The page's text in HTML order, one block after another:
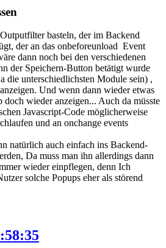
basteln, der im Backend
der an das onbeforeunload Event
dann noch bei den verschiedenen
der Speichern-Button betätigt wurde
die unterschiedlichsten Module sein) ,
Und wenn dann wieder etwas
doch wieder anzeigen... Auch da müsste
Javascript-Code möglicherweise
und an onchange events
natürlich auch einfach ins Backend-
Da muss man ihn allerdings dann
wieder einpflegen, denn Ich
solche Popups eher als störend